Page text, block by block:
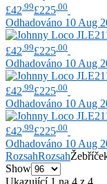
£42 .99£225 .00
Odhadováno 10 Aug
£42 .99£225 .00
Odhadováno 10 Aug
£42 .99£225 .00
Odhadováno 10 Aug
£42 .99£225 .00
Odhadováno 10 Aug
RozsahRozsah
Show